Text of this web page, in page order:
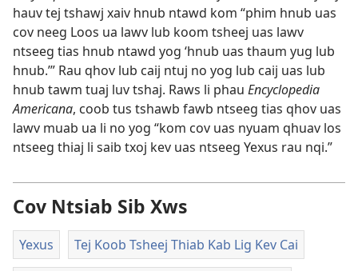
hauv tej tshawj xaiv hnub ntawd kom “phim hnub uas
cov neeg Loos ua lawv lub koom tsheej uas lawv
ntseeg tias hnub ntawd yog ‘hnub uas thaum yug lub
hnub.’” Rau qhov lub caij ntuj no yog lub caij uas lub
hnub tawm tuaj luv tshaj. Raws li phau Encyclopedia
Americana, coob tus tshawb fawb ntseeg tias qhov uas
lawv muab ua li no yog “kom cov uas nyuam qhuav los
ntseeg thiaj li saib txoj kev uas ntseeg Yexus rau nqi.”
Cov Ntsiab Sib Xws
Yexus Tej Koob Tsheej Thiab Kab Lig Kev Cai